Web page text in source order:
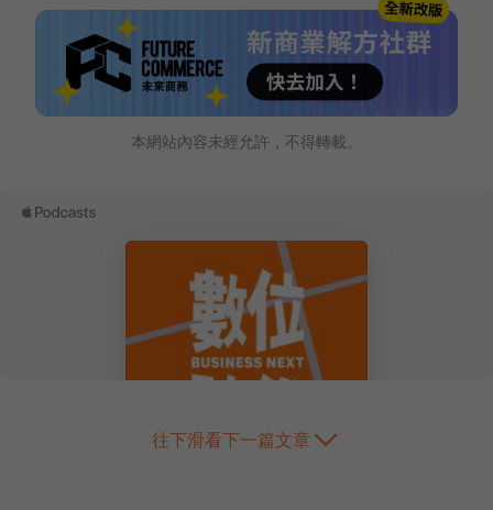
本網站內容未經允許，不得轉載。
往下滑看下一篇文章